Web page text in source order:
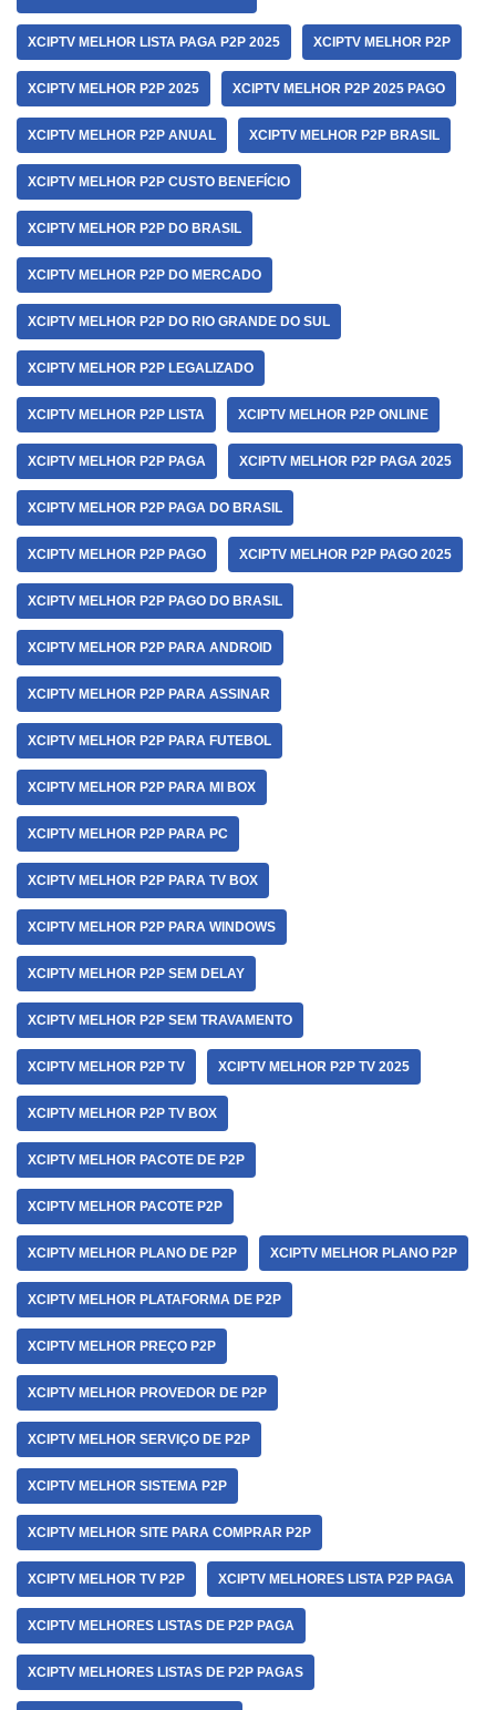
XCIPTV MELHOR LISTA PAGA P2P 2025 XCIPTV MELHOR P2P
XCIPTV MELHOR P2P 2025 XCIPTV MELHOR P2P 2025 PAGO
XCIPTV MELHOR P2P ANUAL XCIPTV MELHOR P2P BRASIL
XCIPTV MELHOR P2P CUSTO BENEFÍCIO
XCIPTV MELHOR P2P DO BRASIL
XCIPTV MELHOR P2P DO MERCADO
XCIPTV MELHOR P2P DO RIO GRANDE DO SUL
XCIPTV MELHOR P2P LEGALIZADO
XCIPTV MELHOR P2P LISTA XCIPTV MELHOR P2P ONLINE
XCIPTV MELHOR P2P PAGA XCIPTV MELHOR P2P PAGA 2025
XCIPTV MELHOR P2P PAGA DO BRASIL
XCIPTV MELHOR P2P PAGO XCIPTV MELHOR P2P PAGO 2025
XCIPTV MELHOR P2P PAGO DO BRASIL
XCIPTV MELHOR P2P PARA ANDROID
XCIPTV MELHOR P2P PARA ASSINAR
XCIPTV MELHOR P2P PARA FUTEBOL
XCIPTV MELHOR P2P PARA MI BOX
XCIPTV MELHOR P2P PARA PC
XCIPTV MELHOR P2P PARA TV BOX
XCIPTV MELHOR P2P PARA WINDOWS
XCIPTV MELHOR P2P SEM DELAY
XCIPTV MELHOR P2P SEM TRAVAMENTO
XCIPTV MELHOR P2P TV XCIPTV MELHOR P2P TV 2025
XCIPTV MELHOR P2P TV BOX
XCIPTV MELHOR PACOTE DE P2P
XCIPTV MELHOR PACOTE P2P
XCIPTV MELHOR PLANO DE P2P XCIPTV MELHOR PLANO P2P
XCIPTV MELHOR PLATAFORMA DE P2P
XCIPTV MELHOR PREÇO P2P
XCIPTV MELHOR PROVEDOR DE P2P
XCIPTV MELHOR SERVIÇO DE P2P
XCIPTV MELHOR SISTEMA P2P
XCIPTV MELHOR SITE PARA COMPRAR P2P
XCIPTV MELHOR TV P2P XCIPTV MELHORES LISTA P2P PAGA
XCIPTV MELHORES LISTAS DE P2P PAGA
XCIPTV MELHORES LISTAS DE P2P PAGAS